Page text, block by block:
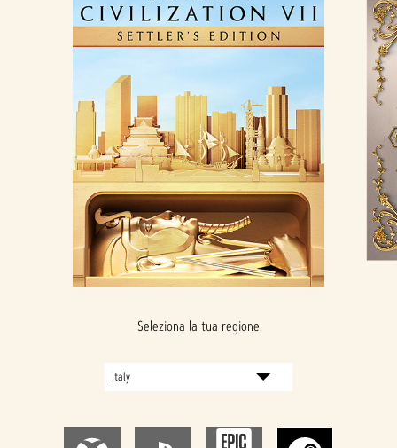
Seleziona la tua regione